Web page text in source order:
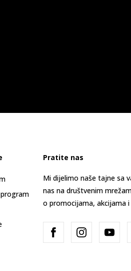
Pratite nas
Mi dijelimo naše tajne sa
nas na društvenim
o promocijama, akcijama